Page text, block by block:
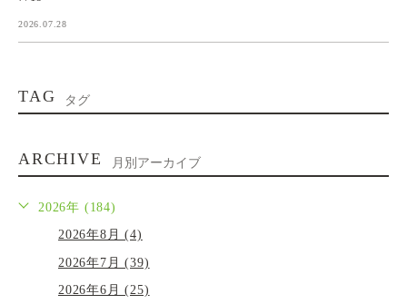
2026.07.28
TAG タグ
ARCHIVE 月別アーカイブ
2026年 (184)
2026年8月 (4)
2026年7月 (39)
2026年6月 (25)